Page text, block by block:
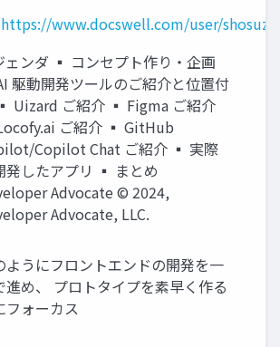
https://www.docswell.com/user/shosuz
ェンダ ▪ コンセプト作り・企画
駆動開発ツールのご紹介と位置付
Uizard ご紹介 ▪ Figma ご紹介
ご紹介 ▪ GitHub
Copilot Chat ご紹介 ▪ 実際
発したアプリ ▪ まとめ
Advocate ©︎ 2024,
Advocate, LLC.
ようにフロントエンドの開発を一
進め、 プロトタイプを素早く作る
フォーカス